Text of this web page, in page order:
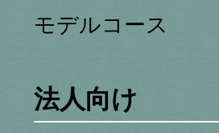
モデルコース
法人向け